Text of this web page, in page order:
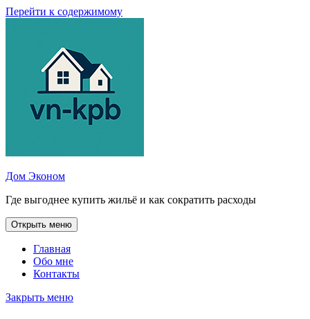
Перейти к содержимому
Дом Эконом
Где выгоднее купить жильё и как сократить расходы
Открыть меню
Главная
Обо мне
Контакты
Закрыть меню